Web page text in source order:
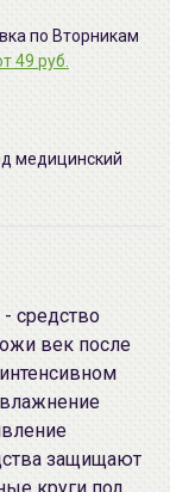
по Вторникам
49 руб.
медицинский
- средство
век после
защищают